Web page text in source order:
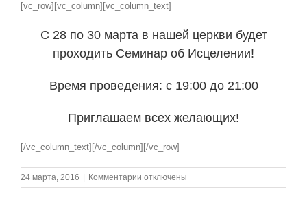
Image
[vc_row][vc_column][vc_column_text]
С 28 по 30 марта в нашей церкви будет
проходить Семинар об Исцелении!
Время проведения: с 19:00 до 21:00
Приглашаем всех желающих!
[/vc_column_text][/vc_column][/vc_row]
24 марта, 2016 Комментарии к
записи
отключены